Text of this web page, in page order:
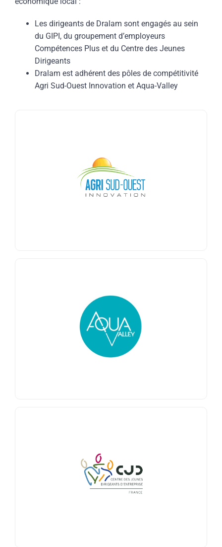
Les dirigeants de Dralam sont engagés au sein
du GIPI, du groupement d’employeurs
Compétences Plus et du Centre des Jeunes
Dirigeants
Dralam est adhérent des pôles de compétitivité
Agri Sud-Ouest Innovation et Aqua-Valley
Depuis sa création en 2007, Agri-Sud-Ouest est
Pôle de compétitivité leader au plan national
en agriculture et agroalimentaire en
Formation / Entreprise.
L’association Aqua-Valley réunit des entreprises
travaillant sur la thématique des technologies
membranes et capteurs appliquées au domaine
de l’eau.
En savoir +
Le Centre des Jeunes Dirigeants rassemble des
chefs d’entreprises et des cadres dirigeants
animés par la conviction que l’économie doit être
au service de l’homme.